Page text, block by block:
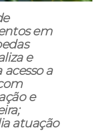
em
e
a
e
atuação